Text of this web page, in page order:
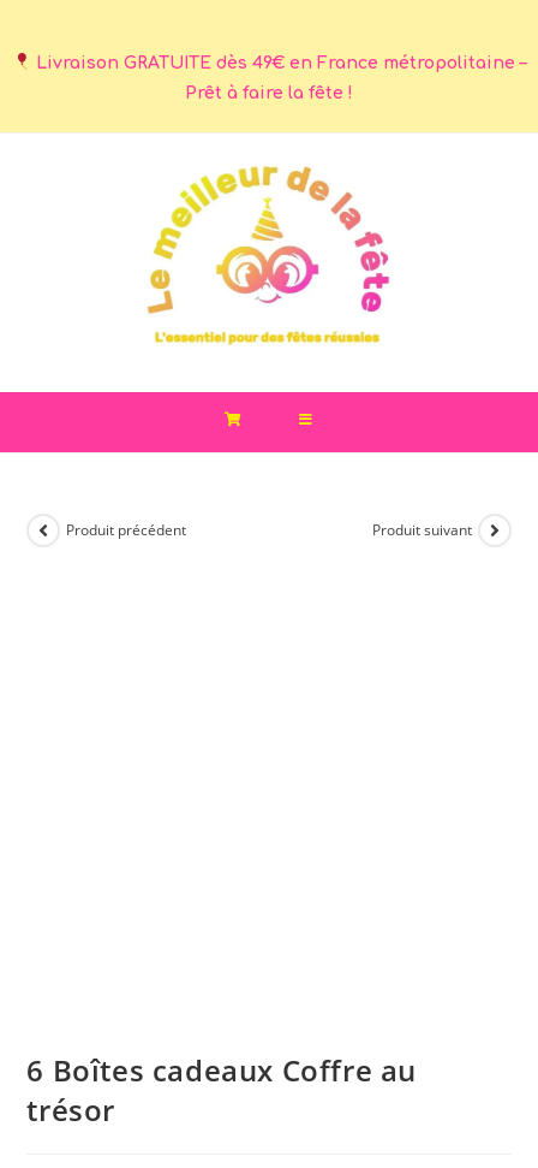
Livraison GRATUITE dès 49€ en France métropolitaine –
Prêt à faire la fête !
Produit précédent Produit suivant
6 Boîtes cadeaux Coffre au
trésor